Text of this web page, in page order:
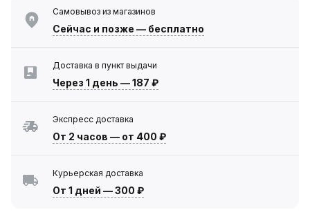
Самовывоз из магазинов
Сейчас и позже — бесплатно
Доставка в пункт выдачи
Через 1 день —187 ₽
Экспресс доставка
От 2 часов — от 400 ₽
Курьерская доставка
От 1 дней —300 ₽